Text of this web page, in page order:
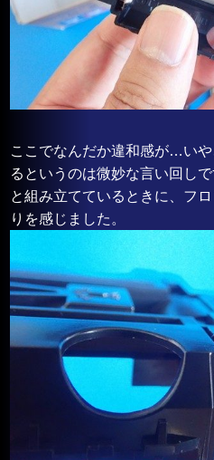
ここでなんだか違和感が…い
るというのは微妙な言い回し
と組み立てているときに、フ
りを感じました。